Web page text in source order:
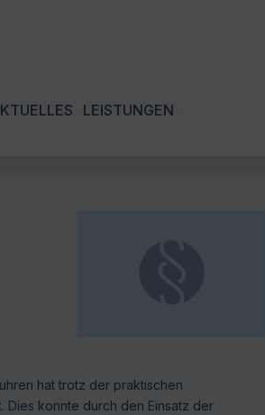
LEISTUNGEN
hat trotz der praktischen
Dies konnte durch den Einsatz der